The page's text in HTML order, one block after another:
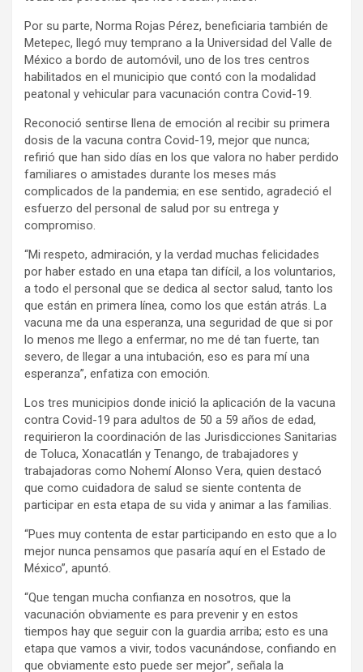
Por su parte, Norma Rojas Pérez, beneficiaria también de
Metepec, llegó muy temprano a la Universidad del Valle de
México a bordo de automóvil, uno de los tres centros
habilitados en el municipio que contó con la modalidad
peatonal y vehicular para vacunación contra Covid-19.
Reconoció sentirse llena de emoción al recibir su primera
dosis de la vacuna contra Covid-19, mejor que nunca;
refirió que han sido días en los que valora no haber perdido
familiares o amistades durante los meses más
complicados de la pandemia; en ese sentido, agradeció el
esfuerzo del personal de salud por su entrega y
compromiso.
“Mi respeto, admiración, y la verdad muchas felicidades
por haber estado en una etapa tan difícil, a los voluntarios,
a todo el personal que se dedica al sector salud, tanto los
que están en primera línea, como los que están atrás. La
vacuna me da una esperanza, una seguridad de que si por
lo menos me llego a enfermar, no me dé tan fuerte, tan
severo, de llegar a una intubación, eso es para mí una
esperanza”, enfatiza con emoción.
Los tres municipios donde inició la aplicación de la vacuna
contra Covid-19 para adultos de 50 a 59 años de edad,
requirieron la coordinación de las Jurisdicciones Sanitarias
de Toluca, Xonacatlán y Tenango, de trabajadores y
trabajadoras como Nohemí Alonso Vera, quien destacó
que como cuidadora de salud se siente contenta de
participar en esta etapa de su vida y animar a las familias.
“Pues muy contenta de estar participando en esto que a lo
mejor nunca pensamos que pasaría aquí en el Estado de
México”, apuntó.
“Que tengan mucha confianza en nosotros, que la
vacunación obviamente es para prevenir y en estos
tiempos hay que seguir con la guardia arriba; esto es una
etapa que vamos a vivir, todos vacunándose, confiando en
que obviamente esto puede ser mejor”, señala la